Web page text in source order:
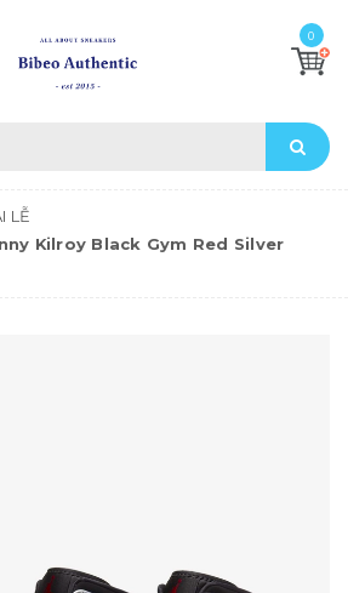
0
LỄ
Kilroy Black Gym Red Silver